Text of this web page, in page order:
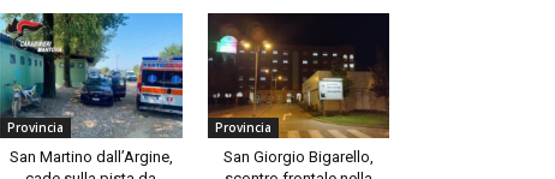
Provincia
San Martino dall’Argine,
Provincia
San Giorgio Bigarello,